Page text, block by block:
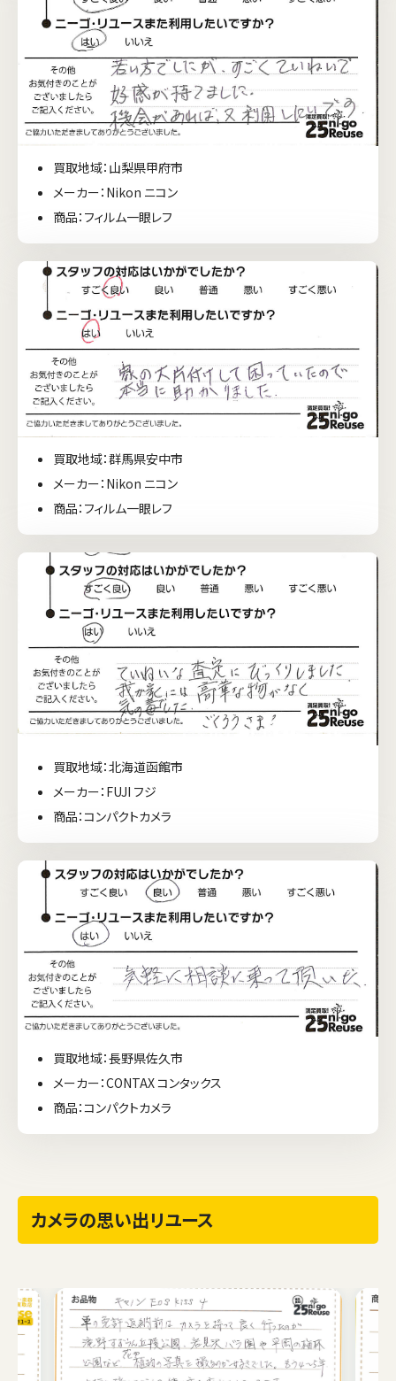
買取地域：山梨県甲府市
メーカー：Nikon ニコン
商品：フィルム一眼レフ
買取地域：群馬県安中市
メーカー：Nikon ニコン
商品：フィルム一眼レフ
買取地域：北海道函館市
メーカー：FUJI フジ
商品：コンパクトカメラ
買取地域：長野県佐久市
メーカー：CONTAX コンタックス
商品：コンパクトカメラ
カメラの思い出リユース